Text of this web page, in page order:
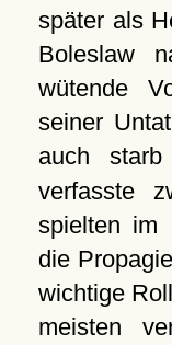
später als
Boleslaw
wütende
seiner
auch
verfasste
spielten im
die
wichtige
meisten